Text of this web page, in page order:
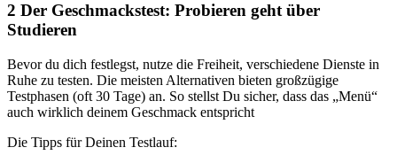
2 Der Geschmackstest: Probieren geht über
Studieren
Bevor du dich festlegst, nutze die Freiheit, verschiedene Dienste in
Ruhe zu testen. Die meisten Alternativen bieten großzügige
Testphasen (oft 30 Tage) an. So stellst Du sicher, dass das „Menü“
auch wirklich deinem Geschmack entspricht
Die Tipps für Deinen Testlauf: